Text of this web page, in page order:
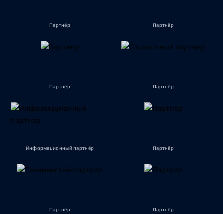
Партнёр Партнёр
Партнёр Партнёр
Информационный партнёр Партнёр
Партнёр Партнёр